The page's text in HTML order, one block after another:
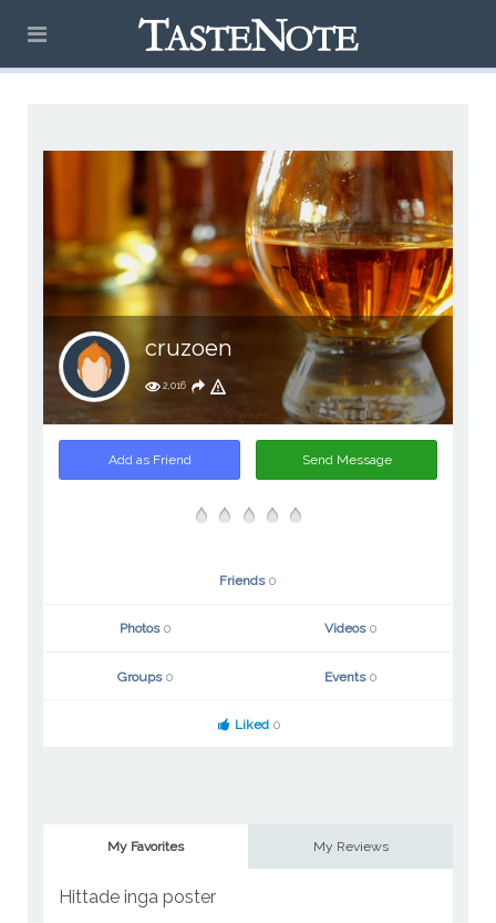
cruzoen
2,016
Add as Friend Send Message
Friends 0
Photos 0 Videos 0
Groups 0 Events 0
Liked 0
My Favorites My Reviews
Hittade inga poster